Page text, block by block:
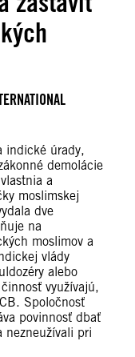
indické úrady,
demolácie
a
moslimskej
dve
na
moslimov a
vlády
alebo
využívajú,
Spoločnosť
povinnosť dbať
nezneužívali pri